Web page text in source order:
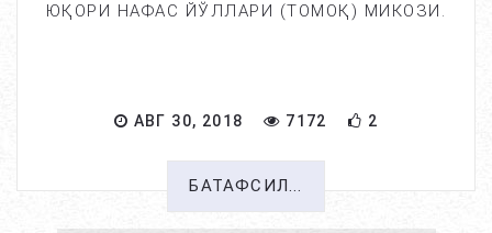
ЮҚОРИ НАФАС ЙЎЛЛАРИ (ТОМОҚ) МИКОЗИ.
АВГ 30, 2018 7172 2
БАТАФСИЛ...